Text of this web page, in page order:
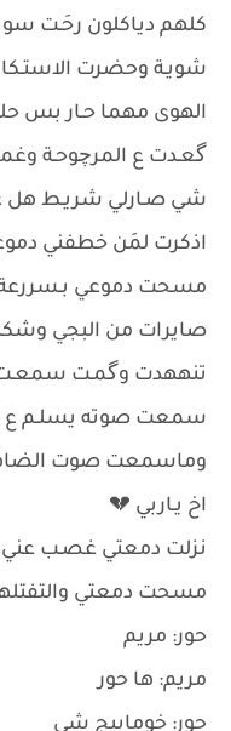
كلهم دياكلون رحَـت
شويـة وحضرت
الهوى مهما حـار بس
گعـدت ع المرچوحـة
شي صـارلي شريـط هل
اذكرت لمَن خطفني
مسحت دموعي بـسررعة
صايرات من البجي
تنههدت وگمـت سمعـت
سمعت صوته يسلـم ع
وماسمعت صوت
اخ يـاربي 💔
نزلت دمعتي غصـب
مسحت دمعتي
حور: مريم
مريم: ها حور
حور: خومابيج شي